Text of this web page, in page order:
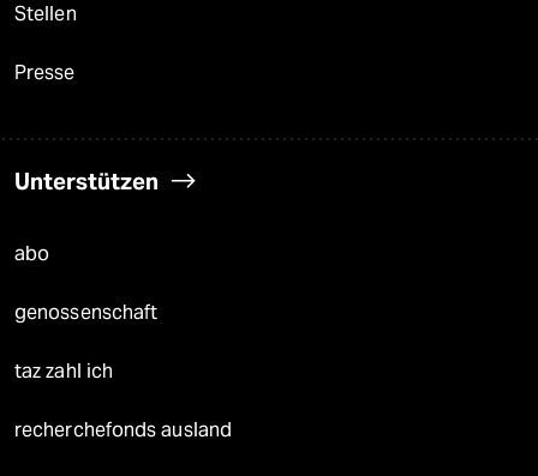
Stellen
Presse
Unterstützen
abo
genossenschaft
taz zahl ich
recherchefonds ausland